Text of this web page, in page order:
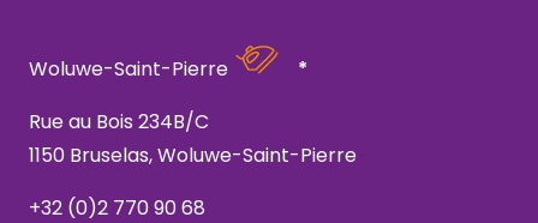
Woluwe-Saint-Pierre
*
Rue au Bois 234B/C
1150 Bruselas, Woluwe-Saint-Pierre
+32 (0)2 770 90 68